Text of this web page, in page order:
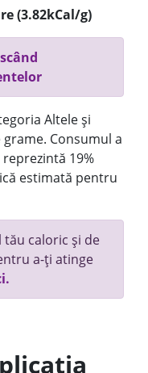
(3.82kCal/g)
Altele și
Consumul a
19%
estimată pentru
tău caloric și de
a-ți atinge